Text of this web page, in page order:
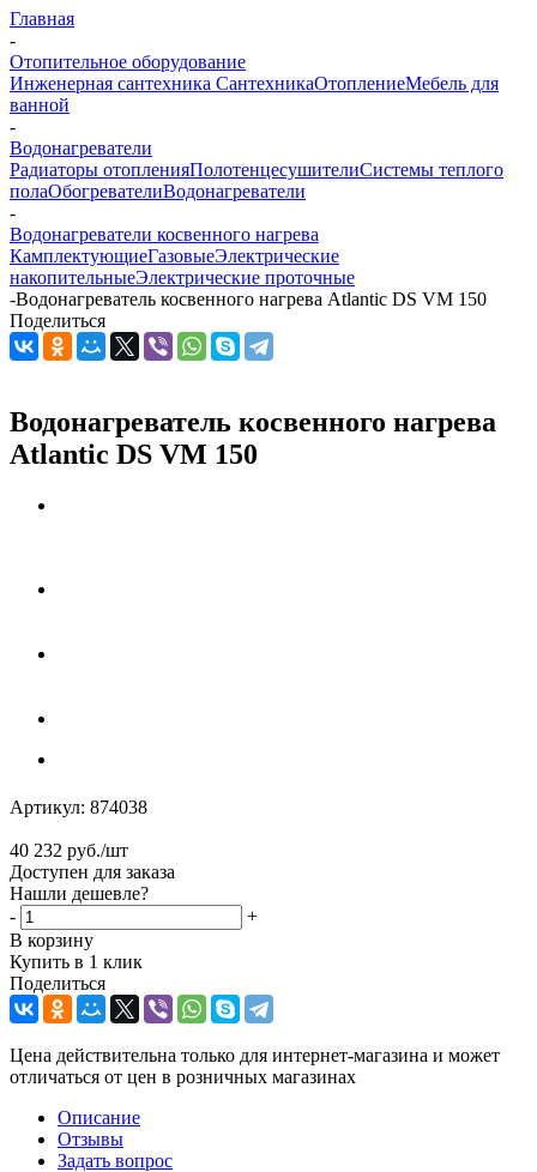
Главная
-
Отопительное оборудование
Инженерная сантехника СантехникаОтоплениеМебель для
ванной
-
Водонагреватели
Радиаторы отопленияПолотенцесушителиСистемы теплого
полаОбогревателиВодонагреватели
-
Водонагреватели косвенного нагрева
КамплектующиеГазовыеЭлектрические
накопительныеЭлектрические проточные
-Водонагреватель косвенного нагрева Atlantic DS VM 150
Поделиться
Водонагреватель косвенного нагрева
Atlantic DS VM 150
Артикул: 874038
40 232 руб./шт
Доступен для заказа
Нашли дешевле?
-
+
В корзину
Купить в 1 клик
Поделиться
Цена действительна только для интернет-магазина и может
отличаться от цен в розничных магазинах
Описание
Отзывы
Задать вопрос